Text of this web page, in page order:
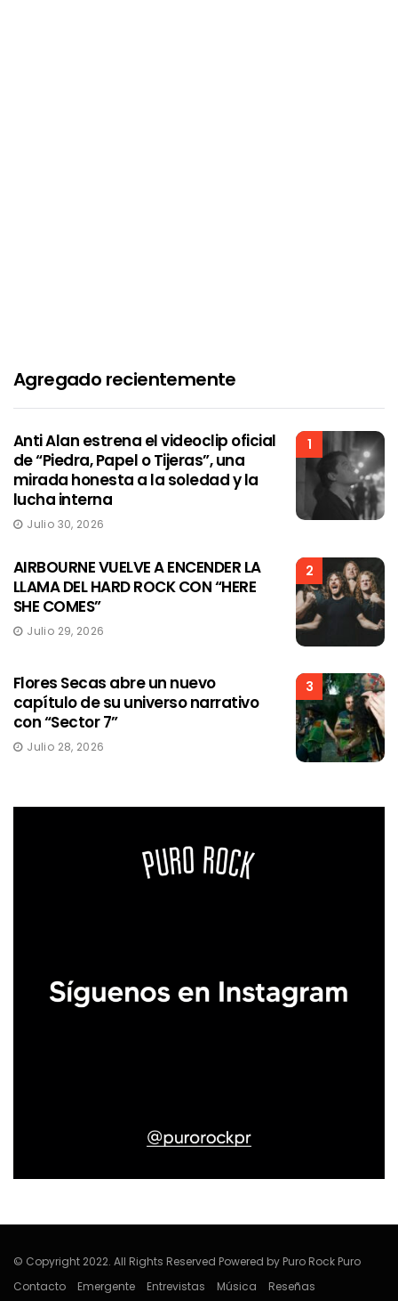
Agregado recientemente
1
Anti Alan estrena el videoclip oficial
de “Piedra, Papel o Tijeras”, una
mirada honesta a la soledad y la
lucha interna
Julio 30, 2026
2
AIRBOURNE VUELVE A ENCENDER LA
LLAMA DEL HARD ROCK CON “HERE
SHE COMES”
Julio 29, 2026
3
Flores Secas abre un nuevo
capítulo de su universo narrativo
con “Sector 7”
Julio 28, 2026
© Copyright 2022. All Rights Reserved Powered by Puro Rock Puro
Contacto
Emergente Entrevistas Música Reseñas